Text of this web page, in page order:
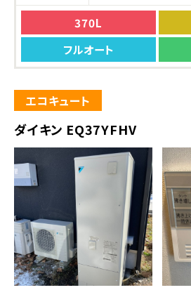
370L
フルオート
エコキュート
ダイキン EQ37YFHV